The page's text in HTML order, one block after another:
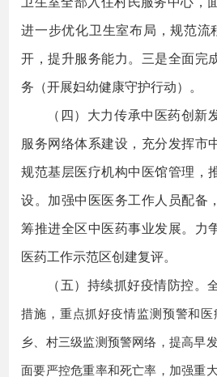
进一步优化卫生室布局，规范流
开，提升服务能力。三是全面完
务（开展妇幼健康守护行动）。
（四）大力传承中医药创
服务网络体系建设，充分发挥市
规范基层医疗机构中医馆管理，
设。加强中医医务工作人员配备
筹推进全区中医药事业发展。力
医药工作示范区创建复评。
（五）持续抓好疫情防控。
措施，重点抓好疫情监测预警和医
乡、村三级监测预警网络，提高早
面要严控危重率和死亡率，加强重